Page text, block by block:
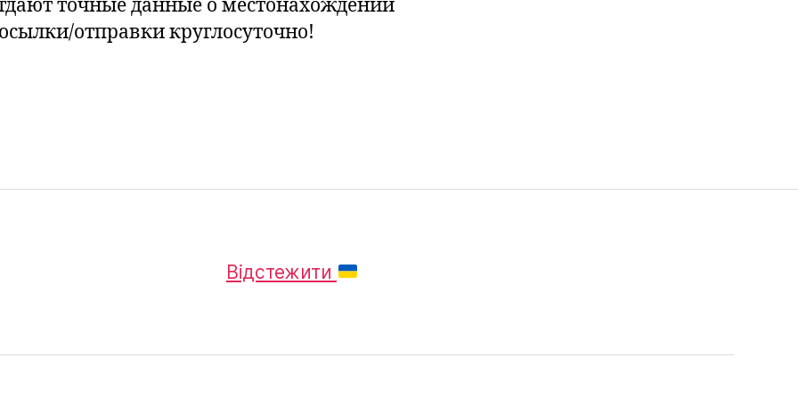
точные данные о местонахождении
отправки круглосуточно!
Відстежити